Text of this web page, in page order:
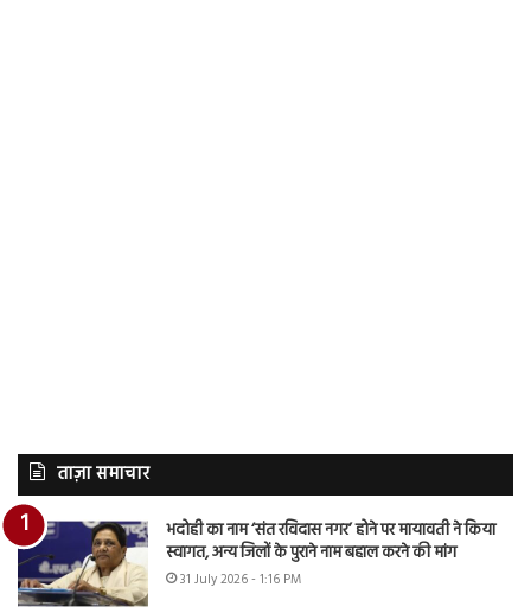
ताज़ा समाचार
भदोही का नाम ‘संत रविदास नगर’ होने पर मायावती ने किया
स्वागत, अन्य जिलों के पुराने नाम बहाल करने की मांग
31 July 2026 - 1:16 PM